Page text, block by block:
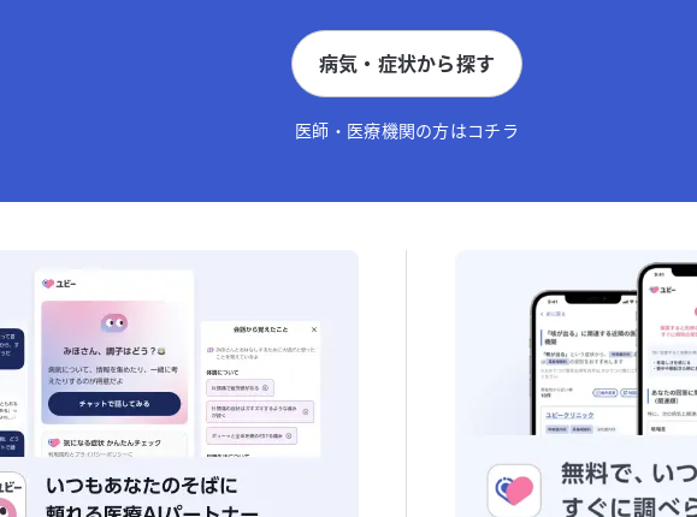
病気・症状から探す
医師・医療機関の方はコチラ